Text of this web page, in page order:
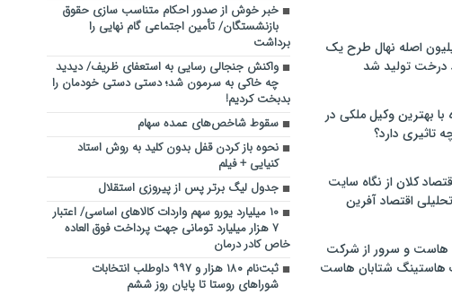
میلیون اصله نهال طرح یک
درخت تولید شد
با بهترین وکیل ملکی در
تاثیری دارد؟
کلان از نگاه سایت
اقتصاد آفرین
هاست و سرور از شرکت
هاستینگ شتابان هاست
خبر خوش از صدور احکام متناسب‌ سازی حقوق
بازنشستگان/ تأمین اجتماعی گام نهایی را
برداشت
واکنش جنجالی رسایی به استعفای ظریف/ دیدید
چه خاکی به سرمون شد؛ دستی دستی خودمان را
بدبخت کردیم!
سقوط شاخص‌های عمده سهام
نحوه باز کردن قفل بدون کلید به روش استاد
کنیایی + فیلم
جدول لیگ برتر پس از پیروزی استقلال
۱۰ میلیارد یورو سهم واردات کالاهای اساسی/ اعتبار
۷ هزار میلیارد تومانی جهت پرداخت فوق العاده
خاص کادر درمان
ثبت‌نام ۱۸۰ هزار و ۹۹۷ داوطلب انتخابات
شوراهای روستا تا پایان روز ششم